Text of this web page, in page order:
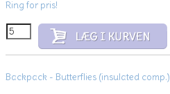
Ring for pris!
Backpack - Butterflies (insulated comp.)